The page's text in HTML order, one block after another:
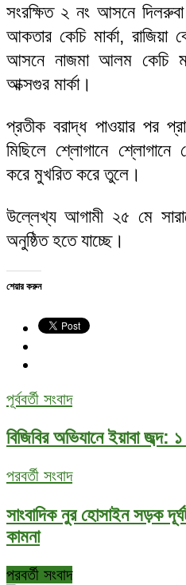
সংরক্ষিত ২ নং আসনে দিলরুবা
আকতার কেচি মার্কা,
আসনে নাজমা আলম কেচি
আক্সগুর মার্কা।
প্রতীক বরাদ্ধ পাওয়ার পর
মিছিলে শ্লোগানে শ্লোগানে
করে মুখরিত করে তুলে।
উল্লেখ্য আগামী ২৫ মে
অনুষ্ঠিত হতে যাচ্ছে।
শেয়ার করুন
পূর্ববর্তী সংবাদ
বিজিবির অভিযানে ইয়াবা জব্দ:
পরবর্তী সংবাদ
সাংবাদিক নুর হোসাইন সড়ক
কামনা
পরবর্তী সংবাদ